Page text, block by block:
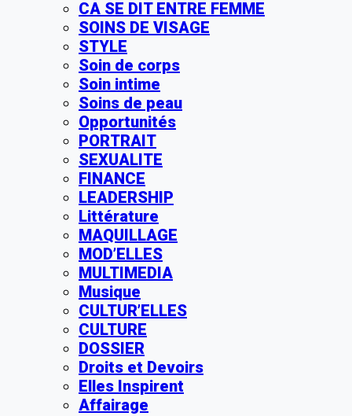
CA SE DIT ENTRE FEMME
SOINS DE VISAGE
STYLE
Soin de corps
Soin intime
Soins de peau
Opportunités
PORTRAIT
SEXUALITE
FINANCE
LEADERSHIP
Littérature
MAQUILLAGE
MOD’ELLES
MULTIMEDIA
Musique
CULTUR’ELLES
CULTURE
DOSSIER
Droits et Devoirs
Elles Inspirent
Affairage